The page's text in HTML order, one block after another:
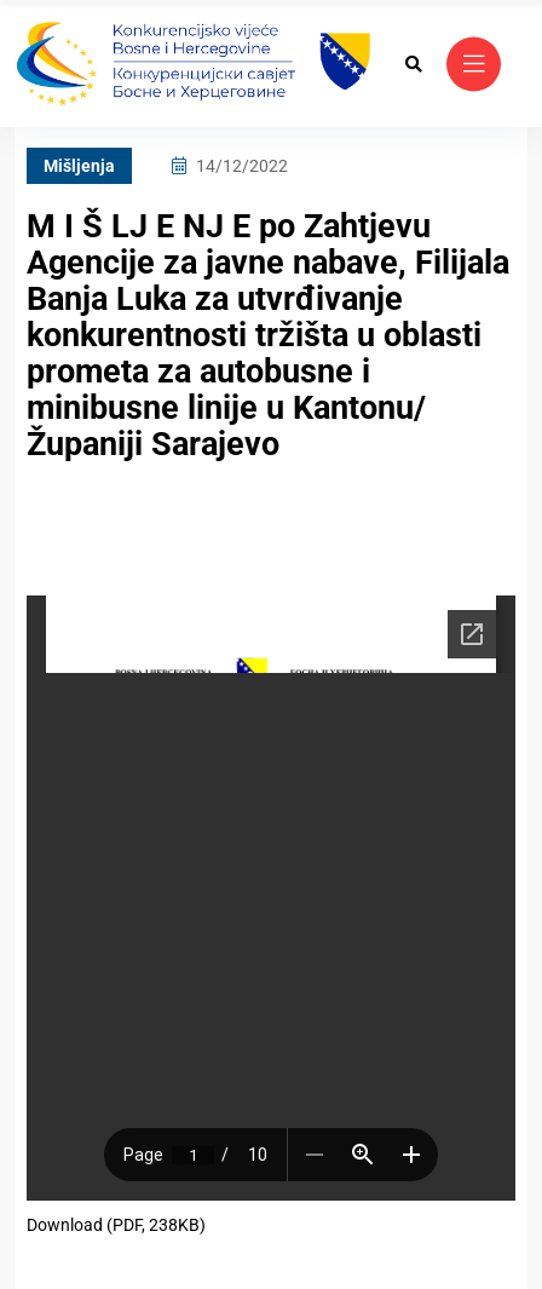
Mišljenja 14/12/2022
M I Š LJ E NJ E po Zahtjevu
Agencije za javne nabave, Filijala
Banja Luka za utvrđivanje
konkurentnosti tržišta u oblasti
prometa za autobusne i
minibusne linije u Kantonu/
Županiji Sarajevo
Download (PDF, 238KB)